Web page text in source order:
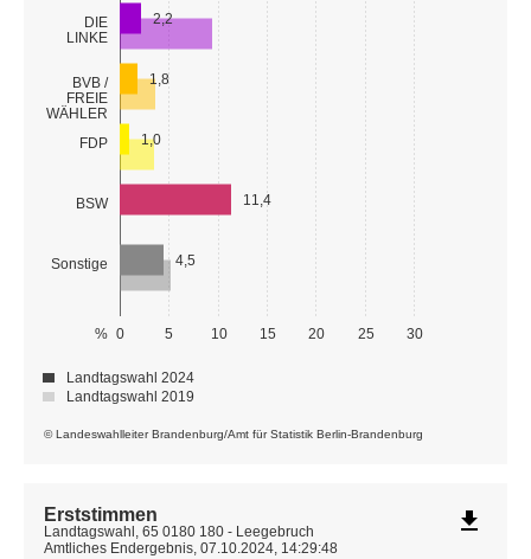
DIE
LINKE
BVB /
FREIE
WÄHLER
FDP
BSW
Sonstige
0 5 10 15 20 25 30
%
2,2
1,8
1,0
11,4
4,5
© Landeswahlleiter Brandenburg/Amt für Statistik Berlin-Brandenburg
Landtagswahl 2024
Landtagswahl 2019
Erststimmen
Landtagswahl, 65 0180 180 - Leegebruch
Amtliches Endergebnis, 07.10.2024, 14:29:48
file_download